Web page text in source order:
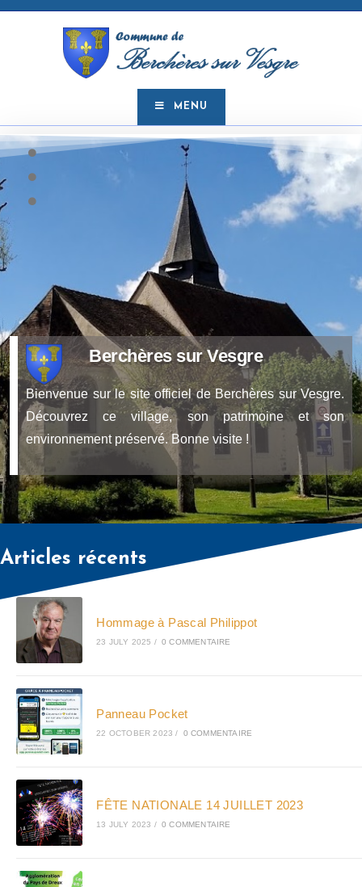
MENU
Berchères sur Vesgre
Bienvenue sur le site officiel de Berchères sur Vesgre.
Découvrez ce village, son patrimoine et son
environnement préservé. Bonne visite !
Articles récents
Hommage à Pascal Philippot
23 JULY 2025 / 0 COMMENTAIRE
Panneau Pocket
22 OCTOBER 2023 / 0 COMMENTAIRE
FÊTE NATIONALE 14 JUILLET 2023
13 JULY 2023 / 0 COMMENTAIRE